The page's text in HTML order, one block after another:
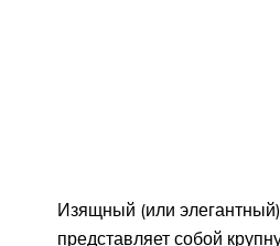
Изящный (или
представляет собой